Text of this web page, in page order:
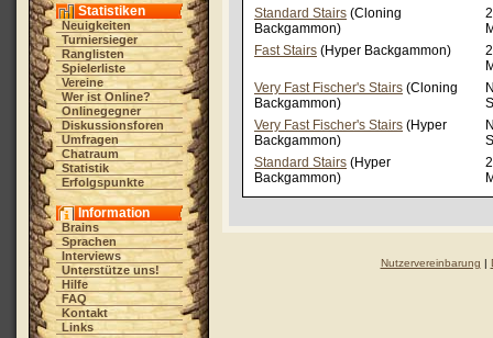
Statistiken
Neuigkeiten
Turniersieger
Ranglisten
Spielerliste
Vereine
Wer ist Online?
Onlinegegner
Diskussionsforen
Umfragen
Chatraum
Statistik
Erfolgspunkte
Information
Brains
Sprachen
Interviews
Unterstütze uns!
Hilfe
FAQ
Kontakt
Links
Standard Stairs (Cloning
Backgammon)
Fast Stairs (Hyper Backgammon)
Very Fast Fischer's Stairs (Cloning
Backgammon)
Very Fast Fischer's Stairs (Hyper
Backgammon)
Standard Stairs (Hyper
Backgammon)
Nutzervereinbarung |